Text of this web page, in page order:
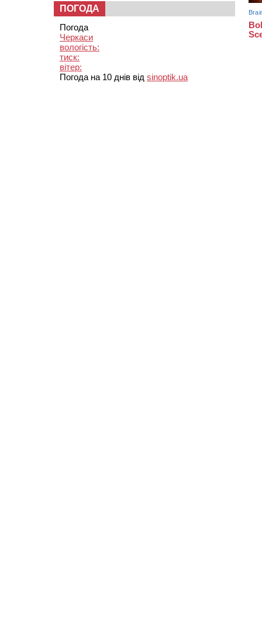
ПОГОДА
Погода
Черкаси
вологість:
тиск:
вітер:
Погода на 10 днів від sinoptik.ua